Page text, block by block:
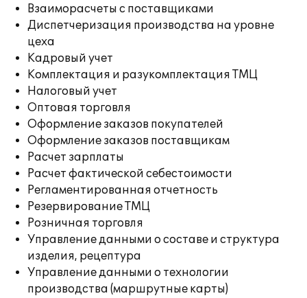
Взаиморасчеты с поставщиками
Диспетчеризация производства на уровне
цеха
Кадровый учет
Комплектация и разукомплектация ТМЦ
Налоговый учет
Оптовая торговля
Оформление заказов покупателей
Оформление заказов поставщикам
Расчет зарплаты
Расчет фактической себестоимости
Регламентированная отчетность
Резервирование ТМЦ
Розничная торговля
Управление данными о составе и структура
изделия, рецептура
Управление данными о технологии
производства (маршрутные карты)